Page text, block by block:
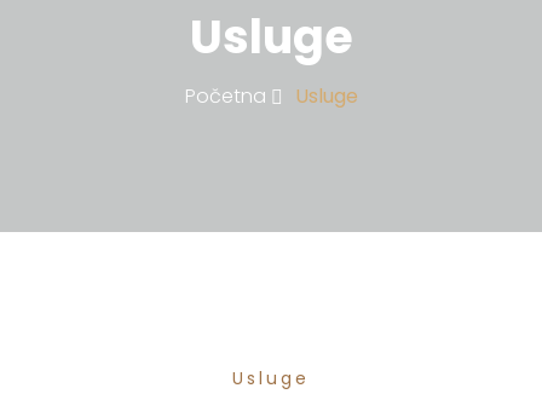
Usluge
Početna Usluge
Usluge